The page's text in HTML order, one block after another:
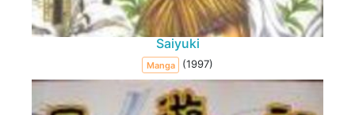
Saiyuki
Manga (1997)